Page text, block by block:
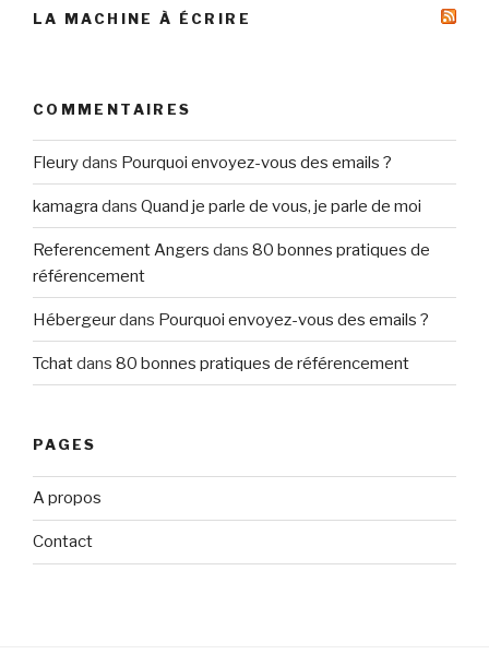
LA MACHINE À ÉCRIRE
COMMENTAIRES
Fleurydans Pourquoi envoyez-vous des emails ?
kamagra dans Quand je parle de vous, je parle de moi
Referencement Angers dans 80 bonnes pratiques de
référencement
Hébergeurdans Pourquoi envoyez-vous des emails ?
Tchatdans 80 bonnes pratiques de référencement
PAGES
A propos
Contact